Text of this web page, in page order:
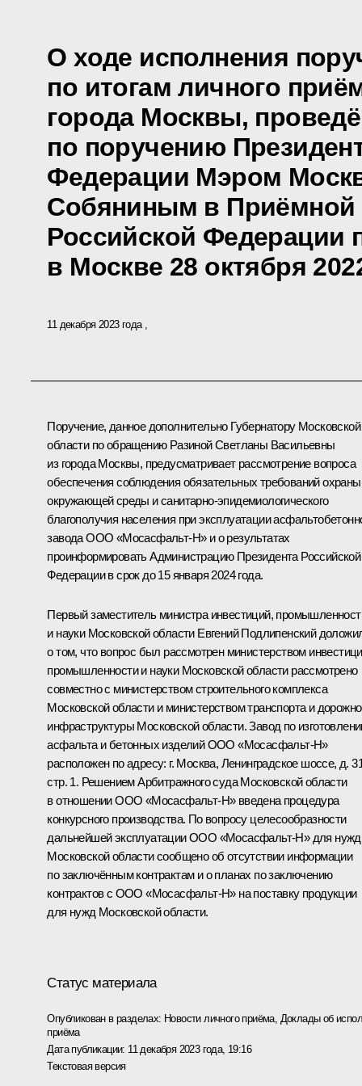
О ходе исполнения
по итогам личного
города Москвы,
по поручению
Федерации Мэром
Собяниным в Приёмной
Российской Федерации
в Москве 28 октября
11 декабря 2023 года
Поручение, данное дополнительно Губернатору Московской
области по обращению Разиной Светланы Васильевны
из города Москвы, предусматривает рассмотрение вопроса
обеспечения соблюдения обязательных требований охраны
окружающей среды и санитарно-эпидемиологического
благополучия населения при эксплуатации
завода ООО «Мосасфальт-Н» и о результатах
проинформировать Администрацию Президента Российской
Федерации в срок до 15 января 2024 года.
Первый заместитель министра инвестиций,
и науки Московской области Евгений Подлипенский
о том, что вопрос был рассмотрен министерством
промышленности и науки Московской области рассмотрено
совместно с министерством строительного комплекса
Московской области и министерством транспорта и
инфраструктуры Московской области. Завод по
асфальта и бетонных изделий ООО «Мосасфальт-Н»
расположен по адресу: г. Москва, Ленинградское шоссе, д.
стр. 1. Решением Арбитражного суда Московской области
в отношении ООО «Мосасфальт-Н» введена процедура
конкурсного производства. По вопросу целесообразности
дальнейшей эксплуатации ООО «Мосасфальт-Н» для нужд
Московской области сообщено об отсутствии информации
по заключённым контрактам и о планах по заключению
контрактов с ООО «Мосасфальт-Н» на поставку продукции
для нужд Московской области.
Статус материала
Опубликован в разделах: Новости личного приёма, Доклады об
приёма
Дата публикации: 11 декабря 2023 года, 19:16
Текстовая версия